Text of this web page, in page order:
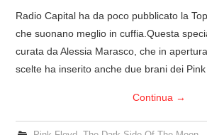
Radio Capital ha da poco pubblicato la
che suonano meglio in cuffia.Questa
curata da Alessia Marasco, che in
scelte ha inserito anche due brani dei
Continua →